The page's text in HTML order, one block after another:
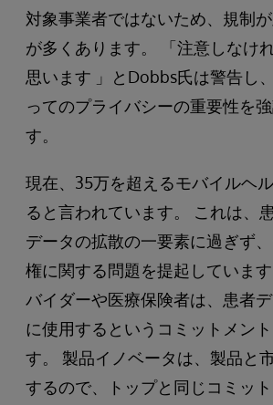
対象事業者ではないため、規制
が多くあります。 「注意しなけ
思います 」とDobbs氏は警告し
ってのプライバシーの重要性を
す。
現在、35万を超えるモバイルヘ
ると言われています。 これは、
データの拡散の一要素に過ぎず
権に関する問題を提起していま
バイダーや医療保険者は、患者
に使用するというコミットメン
す。 製品イノベータは、製品と
するので、トップと同じコミッ